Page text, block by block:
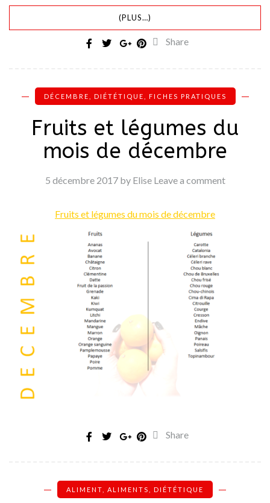
(PLUS…)
Share
DÉCEMBRE DIÉTÉTIQUE FICHES PRATIQUES
Fruits et légumes du
mois de décembre
5 décembre 2017 by Elise Leave a comment
Fruits et légumes du mois de décembre
Share
ALIMENT ALIMENTS DIÉTÉTIQUE